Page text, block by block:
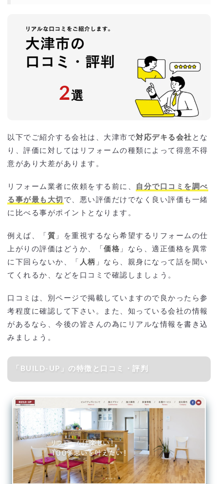
2選
以下でご紹介する会社は、大津市で対応デキる会社 とな
り、評価に対してはリフォームの種類によって得意不得
意があり大差があります。
リフォーム業者に依頼をする前に、
自分で口コミを調べ
る事が最も大切 で、悪い評価だけでなく良い評価も一緒
に比べる事がポイントとなります。
例えば、「 質 」を重視するなら希望するリフォームの仕
上がりの評価はどうか、「 価格 」なら、適正価格を異常
に下回らないか、「 人柄 」なら、親身になって話を聞い
てくれるか、などを口コミで確認しましょう。
口コミは、別ページで掲載していますので良かったら参
考程度に確認して下さい。また、知っている会社の情報
があるなら、今後の皆さんの為にリアルな情報を書き込
みましょう。
「BUILD-UP」の特徴と口コミ・評判